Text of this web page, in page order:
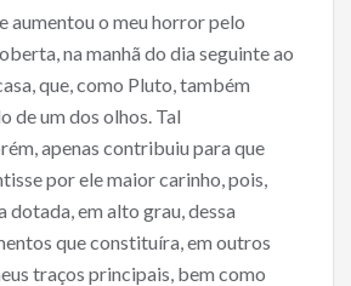
aumentou o meu horror pelo
na manhã do dia seguinte ao
que, como Pluto, também
de um dos olhos. Tal
apenas contribuiu para que
por ele maior carinho, pois,
dotada, em alto grau, dessa
que constituíra, em outros
traços principais, bem como